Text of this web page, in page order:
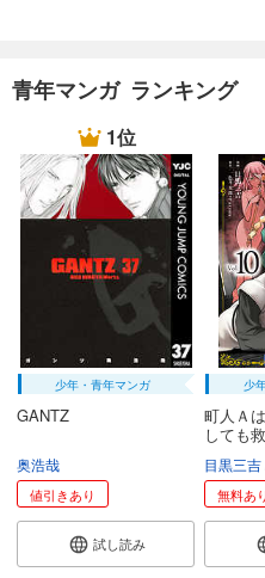
青年マンガ ランキング
1位
少年・青年マンガ
GANTZ
奥浩哉
値引きあり
試し読み
少
町人Ａ
しても
目黒三吉
無料あ